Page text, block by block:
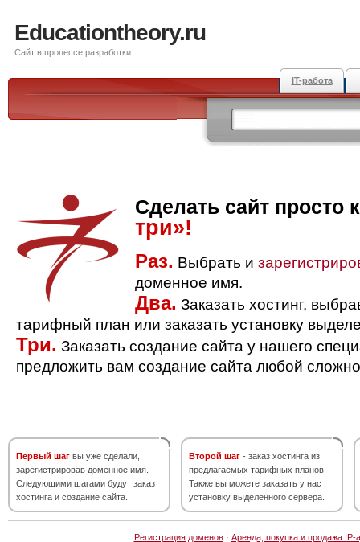
Educationtheory.ru
Сайт в процессе разработки
IT-работа
Сделать сайт просто
три»!
Раз. Выбрать и
доменное имя.
Два. Заказать хостинг,
тарифный план или заказать установку
Три. Заказать создание сайта у нашего
предложить вам создание сайта любой
Первый шаг вы уже сделали,
зарегистрировав доменное имя.
Следующими шагами будут заказ
хостинга и создание сайта.
Второй шаг - заказ хостинга из
предлагаемых тарифных планов.
Также вы можете заказать у нас
установку выделенного сервера.
Регистрация доменов· Аренда, покупка и продажа IP-